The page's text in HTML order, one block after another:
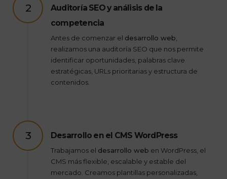
2
Auditoría SEO y análisis de la
competencia
Antes de comenzar el desarrollo web
realizamos una auditoría SEO que nos permite
identificar oportunidades, palabras clave
estratégicas, URLs prioritarias y estructura de
contenidos.
3 Desarrollo en el CMS WordPress
Trabajamos el desarrollo web en WordPress, el
CMS más flexible, escalable y estable del
mercado. Creamos plantillas personalizadas,